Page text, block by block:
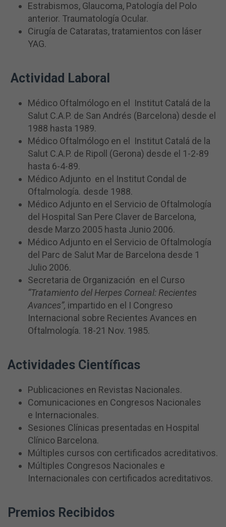
Estrabismos, Glaucoma, Patología del Polo
anterior. Traumatología Ocular.
Cirugía de Cataratas, tratamientos con láser
YAG.
Actividad Laboral
Médico Oftalmólogo en el Institut Catalá de la
Salut C.A.P. de San Andrés (Barcelona) desde el
1988 hasta 1989.
Médico Oftalmólogo en el Institut Catalá de la
Salut C.A.P. de Ripoll (Gerona) desde el 1-2-89
hasta 6-4-89.
Médico Adjunto en el Institut Condal de
Oftalmología. desde 1988.
Médico Adjunto en el Servicio de Oftalmología
del Hospital San Pere Claver de Barcelona,
desde Marzo 2005 hasta Junio 2006.
Médico Adjunto en el Servicio de Oftalmología
del Parc de Salut Mar de Barcelona desde 1
Julio 2006.
Secretaria de Organización en el Curso
“Tratamiento del Herpes Corneal: Recientes
Avances”, impartido en el I Congreso
Internacional sobre Recientes Avances en
Oftalmología. 18-21 Nov. 1985.
Actividades Científicas
Publicaciones en Revistas Nacionales.
Comunicaciones en Congresos Nacionales
e Internacionales.
Sesiones Clínicas presentadas en Hospital
Clínico Barcelona.
Múltiples cursos con certificados acreditativos.
Múltiples Congresos Nacionales e
Internacionales con certificados acreditativos.
Premios Recibidos